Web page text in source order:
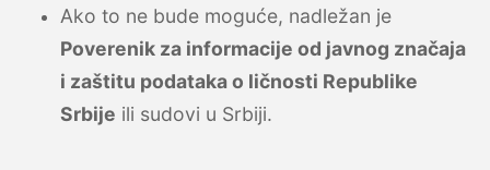
Ako to ne bude moguće, nadležan je
Poverenik za informacije od javnog značaja
i zaštitu podataka o ličnosti Republike
Srbije ili sudovi u Srbiji.